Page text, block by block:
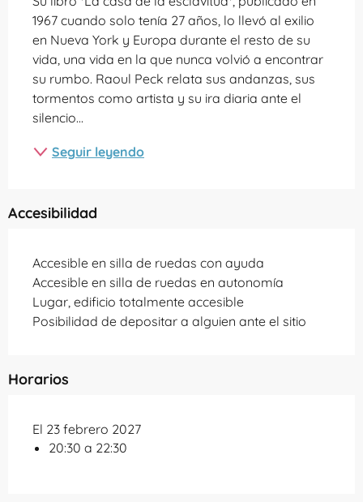
1967 cuando solo tenía 27 años, lo llevó al exilio
en Nueva York y Europa durante el resto de su
vida, una vida en la que nunca volvió a encontrar
su rumbo. Raoul Peck relata sus andanzas, sus
tormentos como artista y su ira diaria ante el
silencio...
Seguir leyendo
Accesibilidad
Accesible en silla de ruedas con ayuda
Accesible en silla de ruedas en autonomía
Lugar, edificio totalmente accesible
Posibilidad de depositar a alguien ante el sitio
Horarios
El 23 febrero 2027
20:30 a 22:30